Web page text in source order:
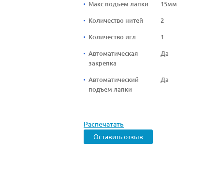
Макс подъем лапки 15мм
Количество нитей 2
Количество игл 1
Автоматическая
закрепка
Да
Автоматический
подъем лапки
Да
Распечатать
Оставить отзыв